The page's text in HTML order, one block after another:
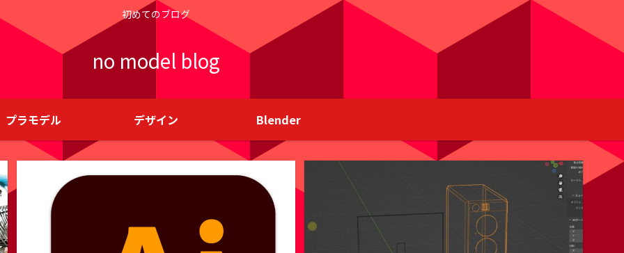
初めてのブログ
no model blog
プラモデル デザイン Blender